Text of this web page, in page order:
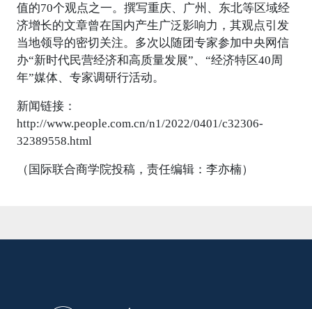
值的70个观点之一。撰写重庆、广州、东北等区域经
济增长的文章曾在国内产生广泛影响力，其观点引发
当地领导的密切关注。多次以随团专家参加中央网信
办“新时代民营经济和高质量发展”、“经济特区40周
年”媒体、专家调研行活动。
新闻链接：
http://www.people.com.cn/n1/2022/0401/c32306-
32389558.html
（国际联合商学院投稿，责任编辑：李亦楠）